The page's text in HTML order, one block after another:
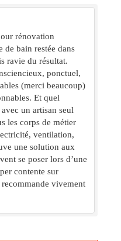
rénovation
de bain restée dans
ravie du résultat.
ponctuel,
(merci beaucoup)
Et quel
un artisan seul
les corps de métier
ventilation,
une solution aux
se poser lors d’une
contente sur
recommande vivement